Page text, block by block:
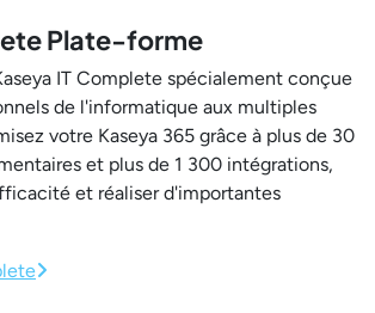
Plate-forme
IT Complete spécialement conçue
de l'informatique aux multiples
votre Kaseya 365 grâce à plus de 30
et plus de 1 300 intégrations,
et réaliser d'importantes